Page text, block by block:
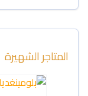
المتاجر الشهيرة